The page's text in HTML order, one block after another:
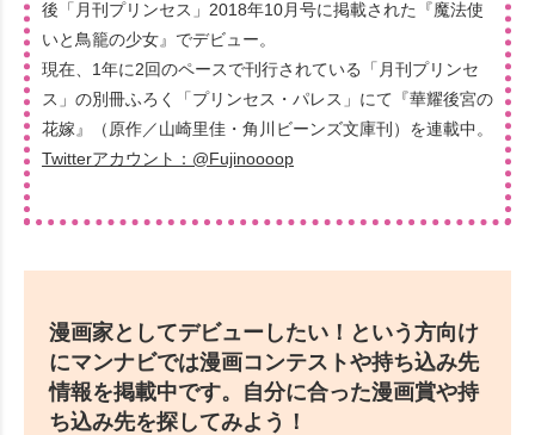
後「月刊プリンセス」2018年10月号に掲載された『魔法使
いと鳥籠の少女』でデビュー。
現在、1年に2回のペースで刊行されている「月刊プリンセ
ス」の別冊ふろく「プリンセス・パレス」にて『華耀後宮の
花嫁』（原作／山崎里佳・角川ビーンズ文庫刊）を連載中。
Twitterアカウント：@Fujinoooop
漫画家としてデビューしたい！という方向け
にマンナビでは漫画コンテストや持ち込み先
情報を掲載中です。自分に合った漫画賞や持
ち込み先を探してみよう！